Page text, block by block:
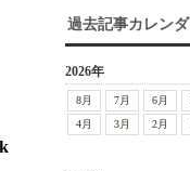
過去記事カレン
2026年
8月 7月 6月
4月
3月 2月